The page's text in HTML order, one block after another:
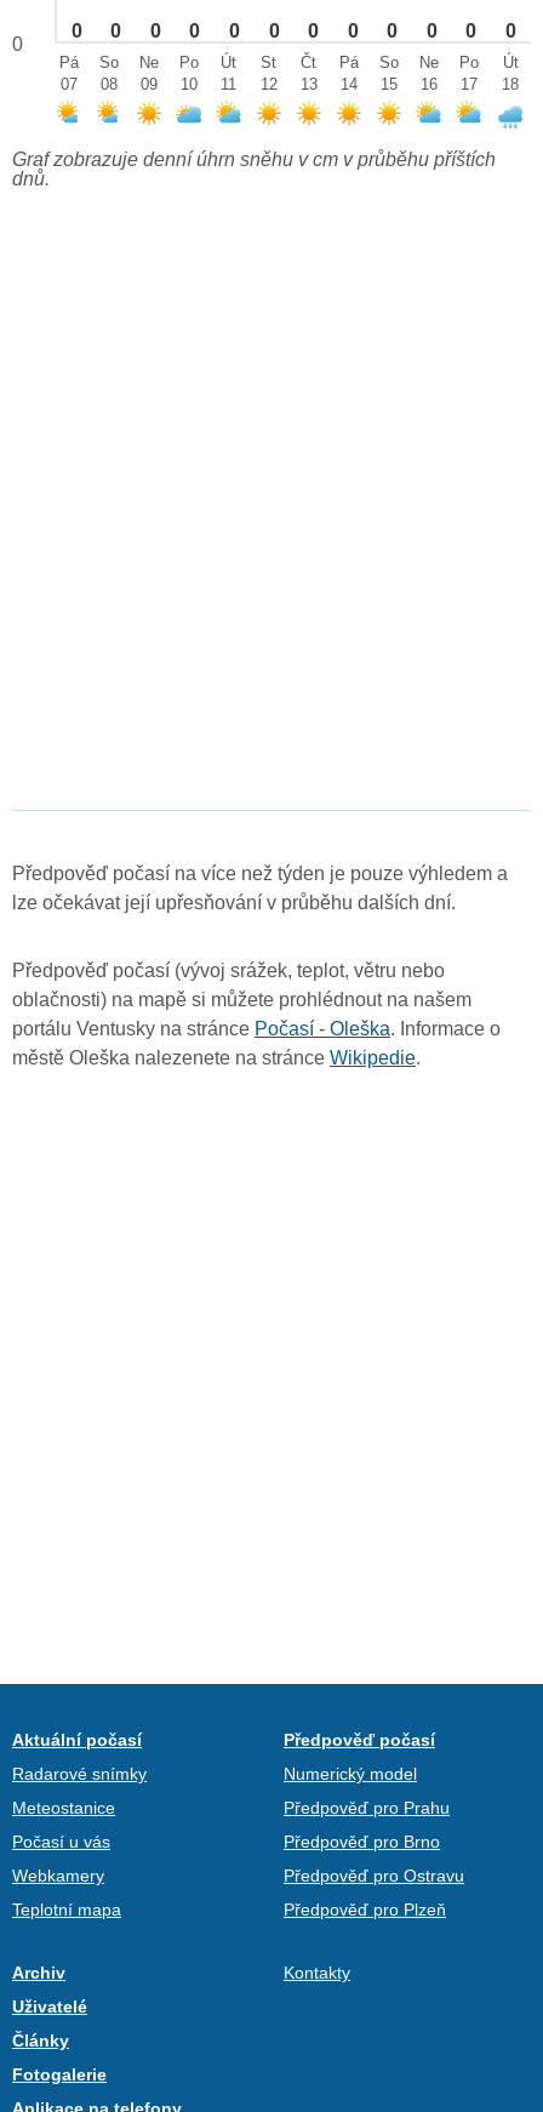
0 0 0 0 0 0 0 0 0 0 0 0
0
Pá
07
So
08
Ne
09
Po
10
Út
11
St
12
Čt
13
Pá
14
So
15
Ne
16
Po
17
Út
18
Graf zobrazuje denní úhrn sněhu v cm v průběhu příštích
dnů.
Předpověď počasí na více než týden je pouze výhledem a
lze očekávat její upřesňování v průběhu dalších dní.
Předpověď počasí (vývoj srážek, teplot, větru nebo
oblačnosti) na mapě si můžete prohlédnout na našem
portálu Ventusky na stránce Počasí - Oleška. Informace o
městě Oleška nalezenete na stránce Wikipedie.
Aktuální počasí
Radarové snímky
Meteostanice
Počasí u vás
Webkamery
Teplotní mapa
Předpověď počasí
Numerický model
Předpověď pro Prahu
Předpověď pro Brno
Předpověď pro Ostravu
Předpověď pro Plzeň
Archiv
Uživatelé
Články
Fotogalerie
Kontakty